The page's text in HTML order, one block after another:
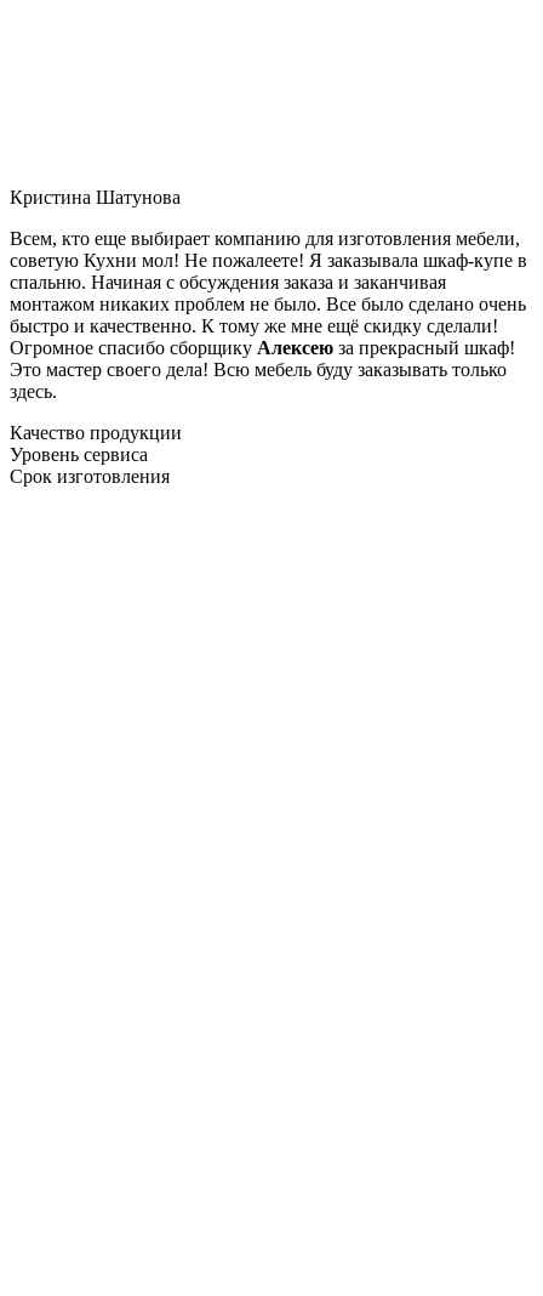
Кристина Шатунова
Всем, кто еще выбирает компанию для изготовления мебели,
советую Кухни мол! Не пожалеете! Я заказывала шкаф-купе в
спальню. Начиная с обсуждения заказа и заканчивая
монтажом никаких проблем не было. Все было сделано очень
быстро и качественно. К тому же мне ещё скидку сделали!
Огромное спасибо сборщику Алексею за прекрасный шкаф!
Это мастер своего дела! Всю мебель буду заказывать только
здесь.
Качество продукции
Уровень сервиса
Срок изготовления